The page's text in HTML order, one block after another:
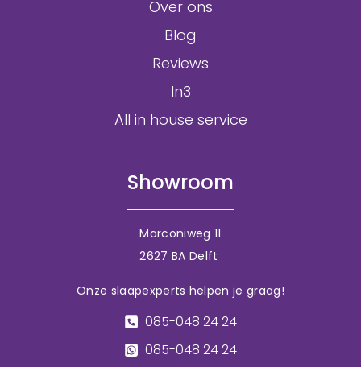
Over ons
Blog
Reviews
In3
All in house service
Showroom
Marconiweg 11
2627 BA Delft
Onze slaapexperts helpen je graag!
085-048 24 24
085-048 24 24